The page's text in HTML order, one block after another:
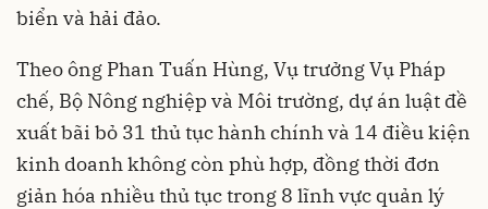
biển và hải đảo.
Theo ông Phan Tuấn Hùng, Vụ trưởng Vụ Pháp
chế, Bộ Nông nghiệp và Môi trường, dự án luật đề
xuất bãi bỏ 31 thủ tục hành chính và 14 điều kiện
kinh doanh không còn phù hợp, đồng thời đơn
giản hóa nhiều thủ tục trong 8 lĩnh vực quản lý